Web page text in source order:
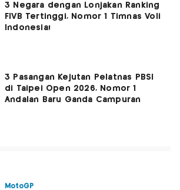
3 Negara dengan Lonjakan Ranking
FIVB Tertinggi, Nomor 1 Timnas Voli
Indonesia!
3 Pasangan Kejutan Pelatnas PBSI
di Taipei Open 2026, Nomor 1
Andalan Baru Ganda Campuran
MotoGP